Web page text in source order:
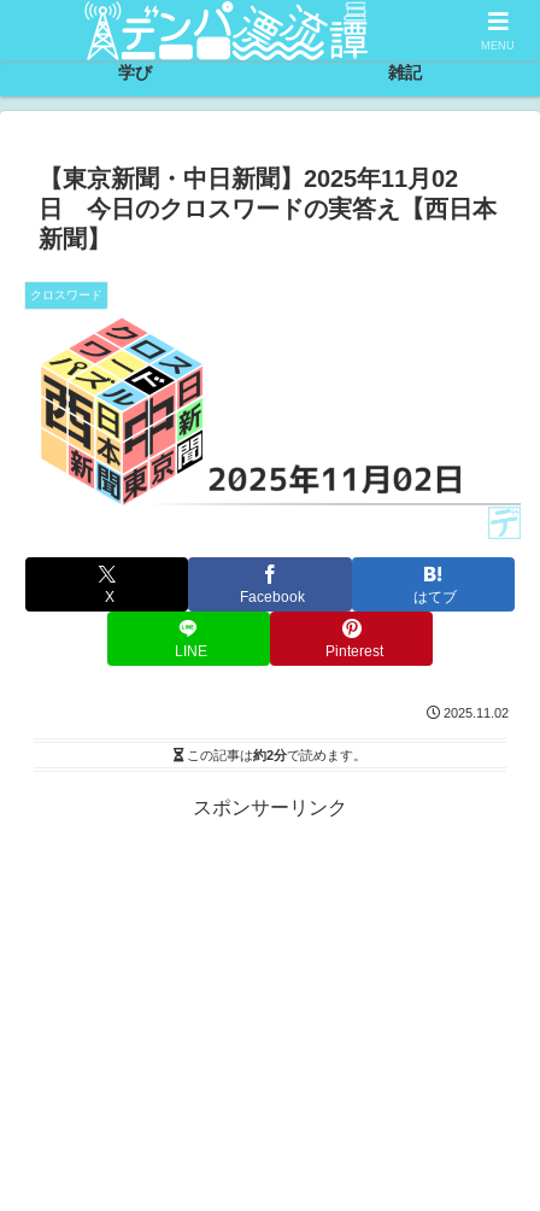
サイトについて
学び 雑記
【東京新聞・中日新聞】2025年11月02
日 今日のクロスワードの実答え【西日本
新聞】
クロスワード
X Facebook はてブ
LINE Pinterest
2025.11.02
この記事は約2分で読めます。
スポンサーリンク
MENU